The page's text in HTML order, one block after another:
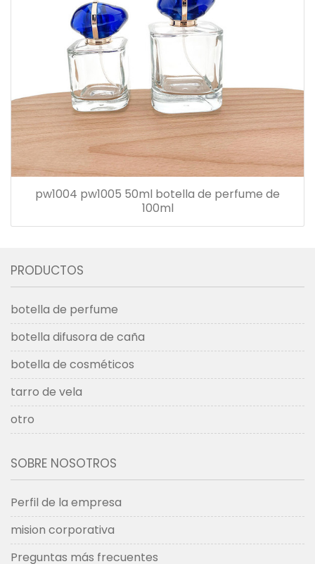
pw1004 pw1005 50ml botella de perfume de
100ml
PRODUCTOS
botella de perfume
botella difusora de caña
botella de cosméticos
tarro de vela
otro
SOBRE NOSOTROS
Perfil de la empresa
mision corporativa
Preguntas más frecuentes